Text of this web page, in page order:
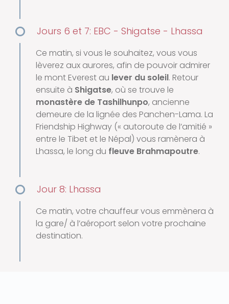
Jours 6 et 7: EBC - Shigatse - Lhassa
Ce matin, si vous le souhaitez, vous vous
lèverez aux aurores, afin de pouvoir admirer
le mont Everest au lever du soleil. Retour
ensuite à Shigatse, où se trouve le
monastère de Tashilhunpo, ancienne
demeure de la lignée des Panchen-Lama. La
Friendship Highway (« autoroute de l’amitié »
entre le Tibet et le Népal) vous ramènera à
Lhassa, le long du fleuve Brahmapoutre.
Jour 8: Lhassa
Ce matin, votre chauffeur vous emmènera à
la gare/ à l’aéroport selon votre prochaine
destination.